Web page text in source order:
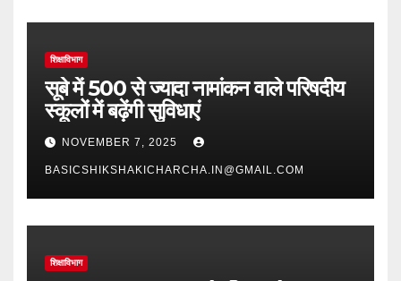
शिक्षाविभाग
सूबे में 500 से ज्यादा नामांकन वाले परिषदीय
स्कूलों में बढ़ेंगी सुविधाएं
NOVEMBER 7, 2025
BASICSHIKSHAKICHARCHA.IN@GMAIL.COM
शिक्षाविभाग